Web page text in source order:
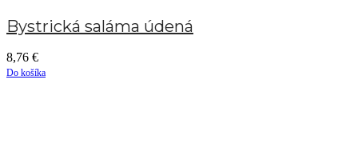
Bystrická saláma údená
8,76 €
Do košíka